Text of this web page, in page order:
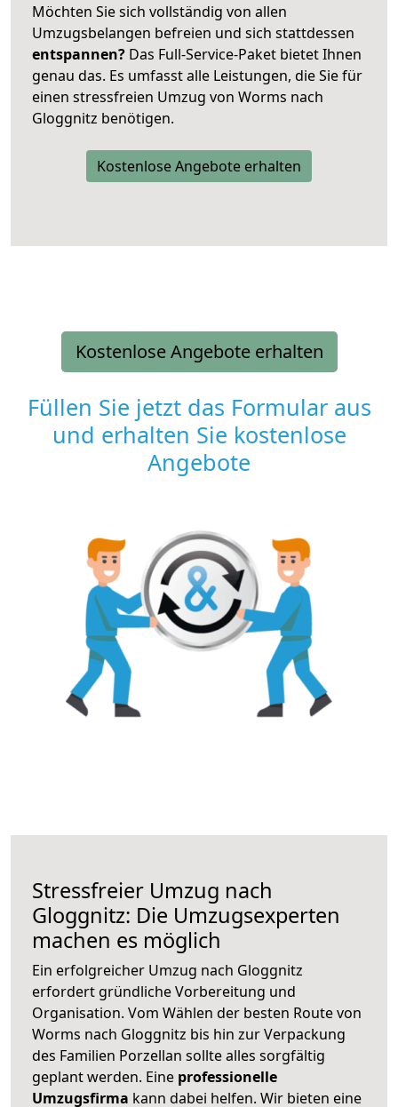
Möchten Sie sich vollständig von allen
Umzugsbelangen befreien und sich stattdessen
entspannen? Das Full-Service-Paket bietet Ihnen
genau das. Es umfasst alle Leistungen, die Sie für
einen stressfreien Umzug von Worms nach
Gloggnitz benötigen.
Kostenlose Angebote erhalten
Kostenlose Angebote erhalten
Füllen Sie jetzt das Formular aus
und erhalten Sie kostenlose
Angebote
Stressfreier Umzug nach
Gloggnitz: Die Umzugsexperten
machen es möglich
Ein erfolgreicher Umzug nach Gloggnitz
erfordert gründliche Vorbereitung und
Organisation. Vom Wählen der besten Route von
Worms nach Gloggnitz bis hin zur Verpackung
des Familien Porzellan sollte alles sorgfältig
geplant werden. Eine professionelle
Umzugsfirma kann dabei helfen. Wir bieten eine